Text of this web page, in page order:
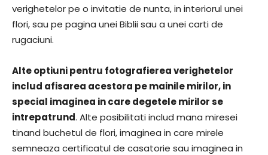
verighetelor pe o invitatie de nunta, in interiorul unei
flori, sau pe pagina unei Biblii sau a unei carti de
rugaciuni.
Alte optiuni pentru fotografierea verighetelor
includ afisarea acestora pe mainile mirilor, in
special imaginea in care degetele mirilor se
intrepatrund. Alte posibilitati includ mana miresei
tinand buchetul de flori, imaginea in care mirele
semneaza certificatul de casatorie sau imaginea in